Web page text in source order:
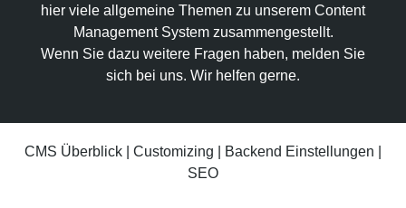
KI für Übersetzungen
Suchmaschinen-Marketing
Serverseitiges Tracking
E-Mail-Marketing-Automation
Hosting & Betrieb
XORTEX Wunschkalender
hier viele allgemeine Themen zu unserem Content
Management System zusammen­gestellt.
Wenn Sie dazu weitere Fragen haben, melden Sie
sich bei uns. Wir helfen gerne.
CMS Überblick Customizing Backend Einstellungen
SEO